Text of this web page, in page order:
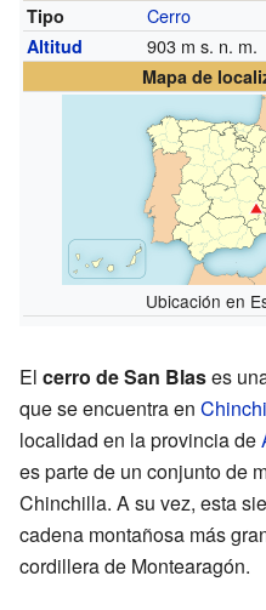
Tipo
Cerro
Altitud 903 m s. n. m.
Mapa de
Ubicación en
El cerro de San Blases
que se encuentra en
localidad en la provincia de
es parte de un conjunto de
Chinchilla. A su vez, esta
cadena montañosa más
cordillera de Montearagón.